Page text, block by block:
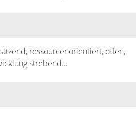
ressourcenorientiert, offen,
strebend…